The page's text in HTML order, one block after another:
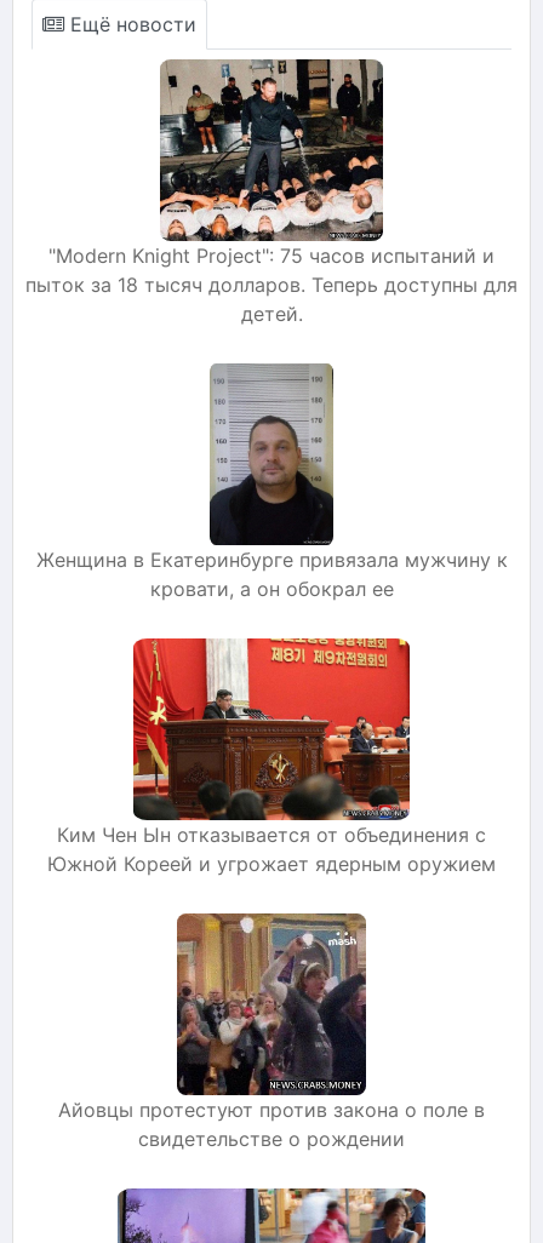
Ещё новости
"Modern Knight Project": 75 часов испытаний и
пыток за 18 тысяч долларов. Теперь доступны для
детей.
Женщина в Екатеринбурге привязала мужчину к
кровати, а он обокрал ее
Ким Чен Ын отказывается от объединения с
Южной Кореей и угрожает ядерным оружием
Айовцы протестуют против закона о поле в
свидетельстве о рождении